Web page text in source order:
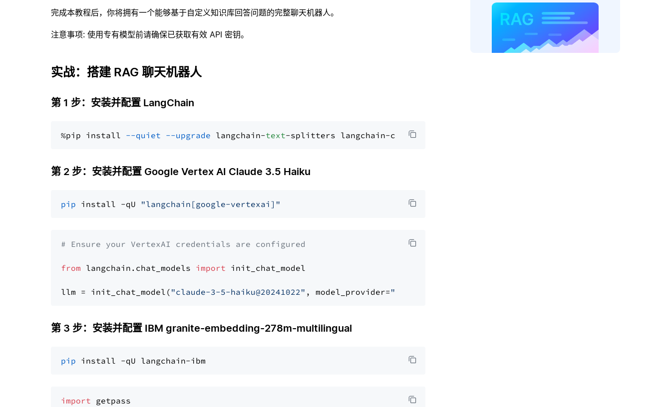
完成本教程后，你将拥有一个能够基于自定义知识库回答问题的完整聊天机器人。
注意事项: 使用专有模型前请确保已获取有效 API 密钥。
实战：搭建 RAG 聊天机器人
第 1 步：安装并配置 LangChain
%pip install --quiet --upgrade langchain-text
第 2 步：安装并配置 Google Vertex AI Claude 3.5 Haiku
pip install -qU "langchain[google-vertexai]"
# Ensure your VertexAI credentials are configured
from langchain.chat_models import init_chat_model
llm = init_chat_model( "claude-3-5-haiku@20241022" , model_provider="google_vertexai"
第 3 步：安装并配置 IBM granite-embedding-278m-multilingual
pip
import